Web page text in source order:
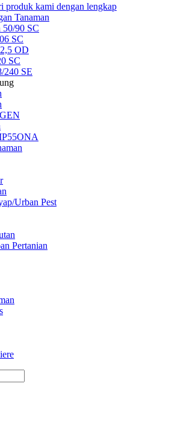
produk kami dengan lengkap
Tanaman
50/90 SC
SC
OD
SC
240 SE
Urban Pest
Pertanian